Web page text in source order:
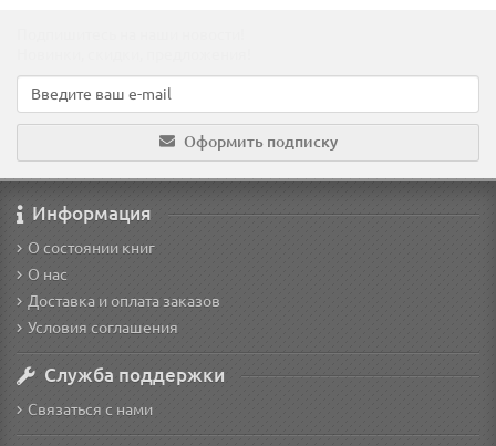
Оформить подписку
Информация
О состоянии книг
О нас
Доставка и оплата заказов
Условия соглашения
Служба поддержки
Связаться с нами